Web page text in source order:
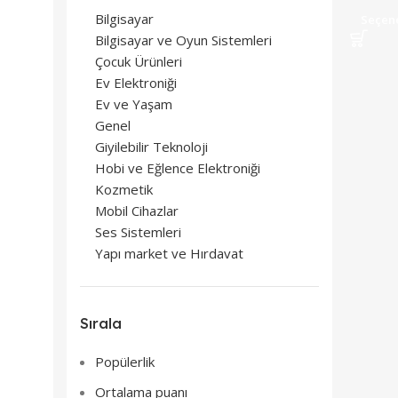
Bilgisayar
Bilgisayar ve Oyun Sistemleri
Çocuk Ürünleri
Ev Elektroniği
Ev ve Yaşam
Genel
Giyilebilir Teknoloji
Hobi ve Eğlence Elektroniği
Kozmetik
Mobil Cihazlar
Ses Sistemleri
Yapı market ve Hırdavat
Sırala
Popülerlik
Ortalama puanı